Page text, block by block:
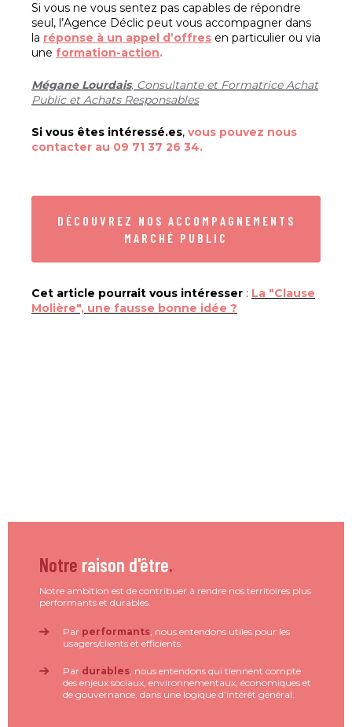
Si vous ne vous sentez pas capables de répondre
seul, l’Agence Déclic peut vous accompagner dans
la réponse à un appel d’offres en particulier ou via
une formation-action.
Mégane Lourdais, Consultante et Formatrice Achat
Public et Achats Responsables
Si vous êtes intéressé.es, vous pouvez nous
contacter au 09 71 37 26 34.
DÉCOUVREZ NOS ACCOMPAGNEMENTS
MARCHÉ PUBLIC
Cet article pourrait vous intéresser : La "Clause
Molière", une fausse bonne idée ?
Notre raison d'être.
Notre ambition est de contribuer à rendre nos territoires plus
performants et durables.
Par performants, nous entendons utiles pour les
usagers/clients et efficients.
Par durables, nous entendons qui tiennent compte
des enjeux sociaux, environnementaux, économiques et
de gouvernance, dans une logique d’intérêt général.